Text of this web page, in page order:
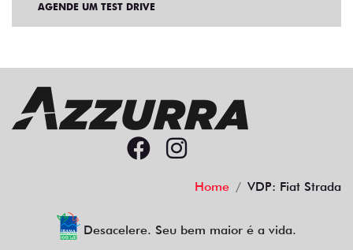
AGENDE UM TEST DRIVE
Home VDP: Fiat Strada
Desacelere. Seu bem maior é a vida.